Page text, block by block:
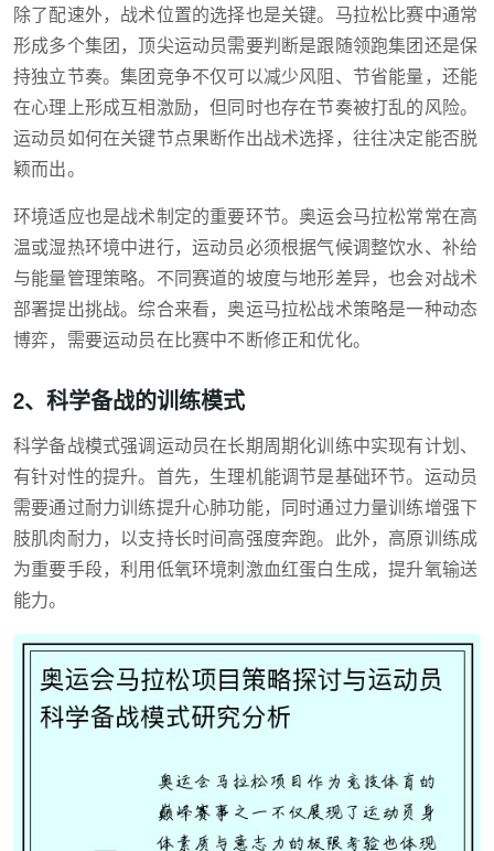
除了配速外，战术位置的选择也是关键。马拉松比赛中通常
形成多个集团，顶尖运动员需要判断是跟随领跑集团还是保
持独立节奏。集团竞争不仅可以减少风阻、节省能量，还能
在心理上形成互相激励，但同时也存在节奏被打乱的风险。
运动员如何在关键节点果断作出战术选择，往往决定能否脱
颖而出。
环境适应也是战术制定的重要环节。奥运会马拉松常常在高
温或湿热环境中进行，运动员必须根据气候调整饮水、补给
与能量管理策略。不同赛道的坡度与地形差异，也会对战术
部署提出挑战。综合来看，奥运马拉松战术策略是一种动态
博弈，需要运动员在比赛中不断修正和优化。
2、科学备战的训练模式
科学备战模式强调运动员在长期周期化训练中实现有计划、
有针对性的提升。首先，生理机能调节是基础环节。运动员
需要通过耐力训练提升心肺功能，同时通过力量训练增强下
肢肌肉耐力，以支持长时间高强度奔跑。此外，高原训练成
为重要手段，利用低氧环境刺激血红蛋白生成，提升氧输送
能力。